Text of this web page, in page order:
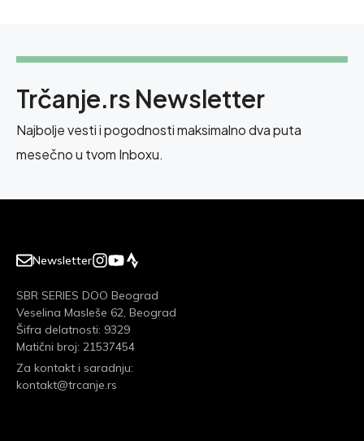
Trčanje.rs Newsletter
Najbolje vesti i pogodnosti maksimalno dva puta
mesečno u tvom Inboxu.
Newsletter
SBR SERIES DOO Beograd
Veselina Masleše 62, Beograd
Šifra delatnosti: 9329
Matični broj: 21537454
Za kontakt i saradnju:
kontakt@trcanje.rs